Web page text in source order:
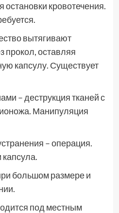
остановки кровотечения.
вытягивают
прокол, оставляя
капсулу. Существует
– деструкция тканей с
Манипуляция
– операция.
большом размере и
под местным